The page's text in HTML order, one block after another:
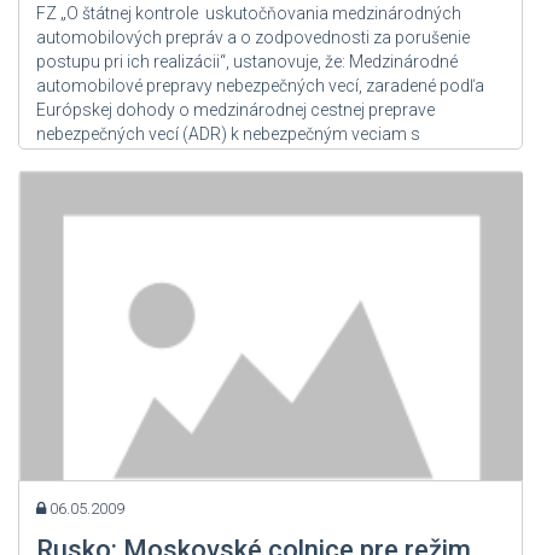
FZ „O štátnej kontrole uskutočňovania medzinárodných
automobilových prepráv a o zodpovednosti za porušenie
postupu pri ich realizácii“, ustanovuje, že: Medzinárodné
automobilové prepravy nebezpečných vecí, zaradené podľa
Európskej dohody o medzinárodnej cestnej preprave
nebezpečných vecí (ADR) k nebezpečným veciam s
06.05.2009